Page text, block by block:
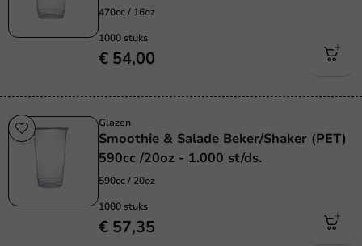
470cc / 16oz
1000 stuks
€ 54,00
Glazen
Smoothie & Salade Beker/Shaker (PET)
590cc /20oz - 1.000 st/ds.
590cc / 20oz
1000 stuks
€ 57,35